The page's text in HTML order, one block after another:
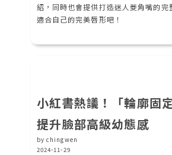
紹，同時也會提供打造迷人菱角嘴的完
適合自己的完美唇形吧！
小紅書熱議！「輪廓固
提升臉部高級幼態感
by chingwen
2024-11-29